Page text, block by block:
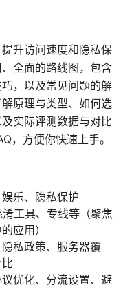
升访问速度和隐私保
全面的路线图，包含
，以及常见问题的解
原理与类型、如何选
实际评测数据与对比
，方便你快速上手。
乐、隐私保护
工具、专线等（聚焦
应用）
私政策、服务器覆
优化、分流设置、避